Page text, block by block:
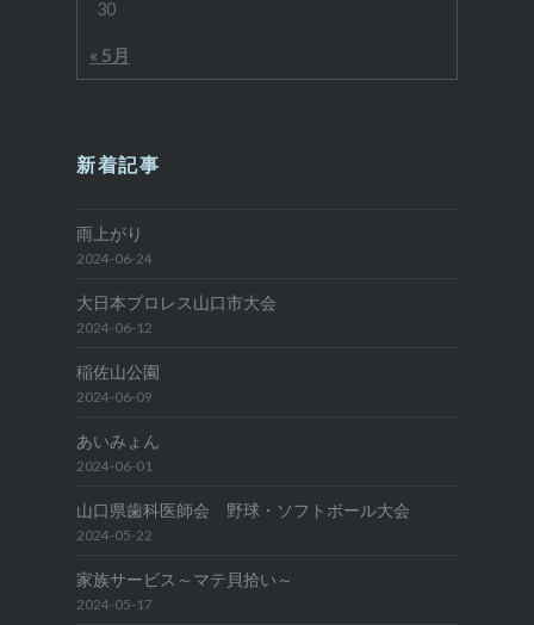
« 5月
30
新着記事
雨上がり
2024-06-24
大日本プロレス山口市大会
2024-06-12
稲佐山公園
2024-06-09
あいみょん
2024-06-01
山口県歯科医師会 野球・ソフトボール大会
2024-05-22
家族サービス～マテ貝拾い～
2024-05-17